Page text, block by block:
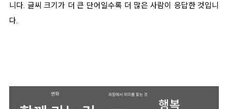
니다. 글씨 크기가 더 큰 단어일수록 더 많은 사람이 응답한 것입니
다.